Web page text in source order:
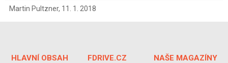
Martin Pultzner, 11. 1. 2018
HLAVNÍ OBSAH FDRIVE.CZ NAŠE MAGAZÍNY